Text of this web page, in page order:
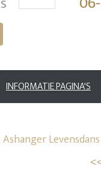
INFORMATIE PAGINA'S